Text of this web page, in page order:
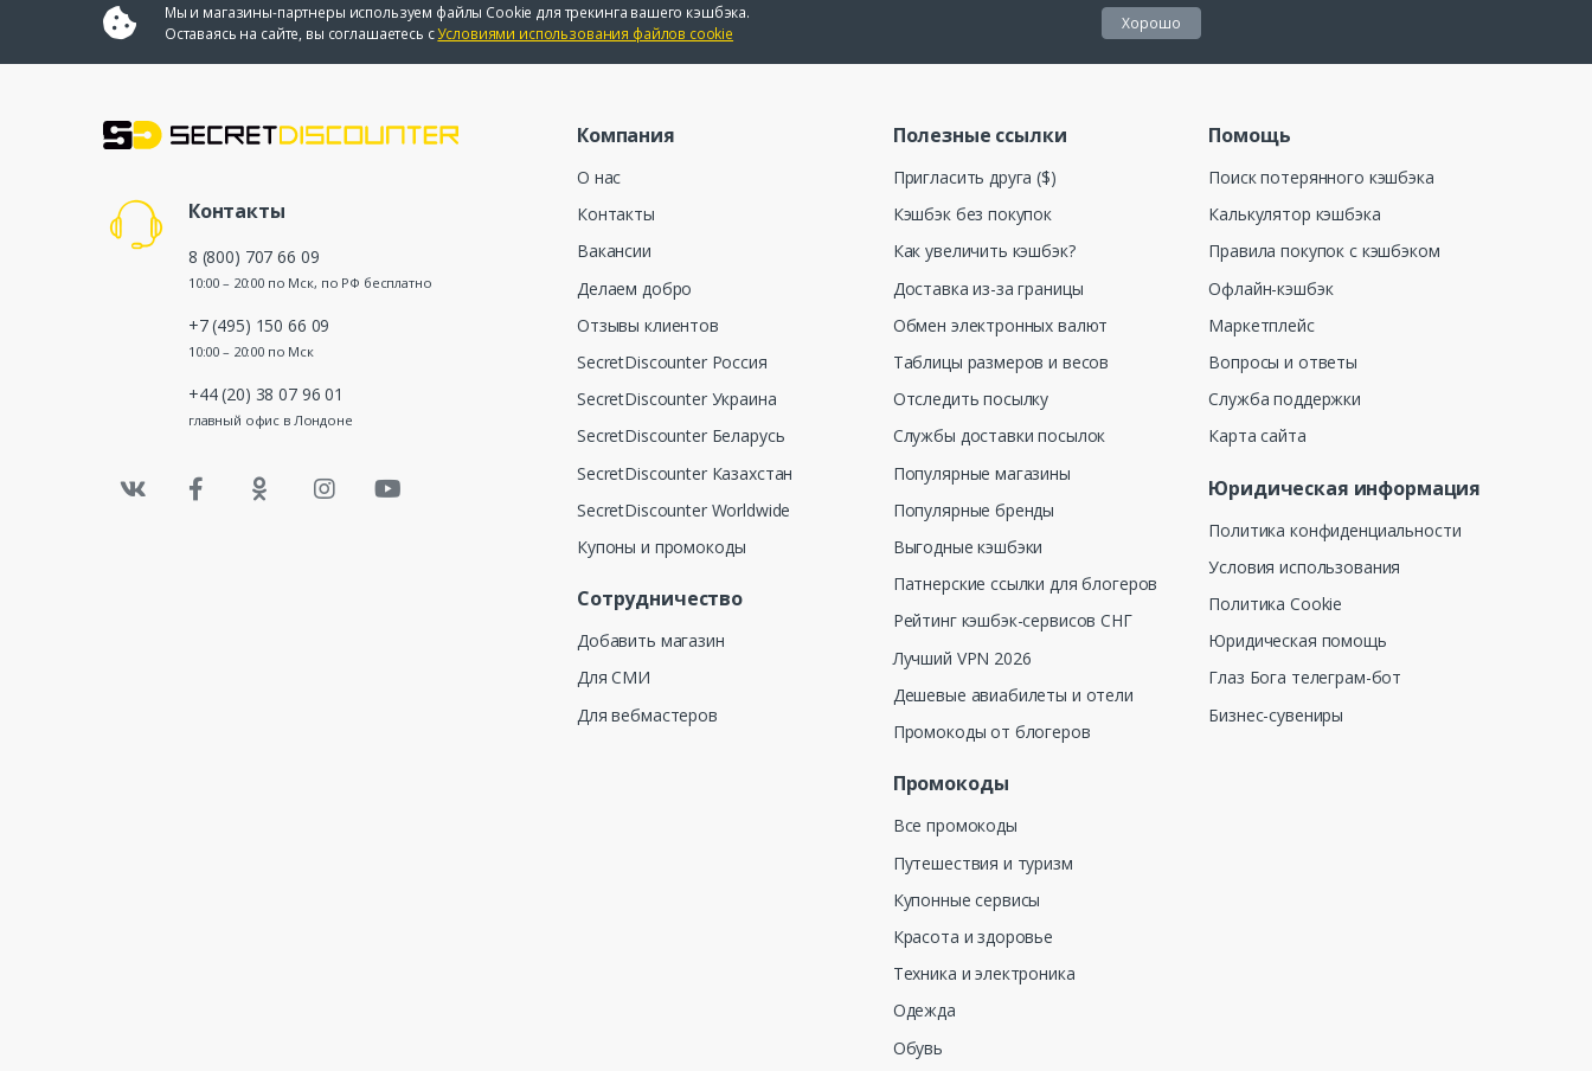
Мы и магазины-партнеры используем файлы Cookie для трекинга вашего кэшбэка.
Оставаясь на сайте, вы соглашаетесь сУсловиями использования файлов cookie
Хорошо
Контакты
8 (800) 707 66 09
10:00 – 20:00 по Мск, по РФ бесплатно
+7 (495) 150 66 09
10:00 – 20:00 по Мск
+44 (20) 38 07 96 01
главный офис в Лондоне
Компания
О нас
Контакты
Вакансии
Делаем добро
Отзывы клиентов
SecretDiscounter Россия
SecretDiscounter Украина
SecretDiscounter Беларусь
SecretDiscounter Казахстан
SecretDiscounter Worldwide
Купоны и промокоды
Сотрудничество
Добавить магазин
Для СМИ
Для вебмастеров
Полезные ссылки
Пригласить друга ($)
Кэшбэк без покупок
Как увеличить кэшбэк?
Доставка из-за границы
Обмен электронных валют
Таблицы размеров и весов
Отследить посылку
Службы доставки посылок
Популярные магазины
Популярные бренды
Выгодные кэшбэки
Патнерские ссылки для блогеров
Рейтинг кэшбэк-сервисов СНГ
Лучший VPN 2026
Дешевые авиабилеты и отели
Промокоды от блогеров
Промокоды
Все промокоды
Путешествия и туризм
Купонные сервисы
Красота и здоровье
Техника и электроника
Одежда
Обувь
Помощь
Поиск потерянного кэшбэка
Калькулятор кэшбэка
Правила покупок с кэшбэком
Офлайн-кэшбэк
Маркетплейс
Вопросы и ответы
Служба поддержки
Карта сайта
Юридическая информация
Политика конфиденциальности
Условия использования
Политика Cookie
Юридическая помощь
Глаз Бога телеграм-бот
Бизнес-сувениры